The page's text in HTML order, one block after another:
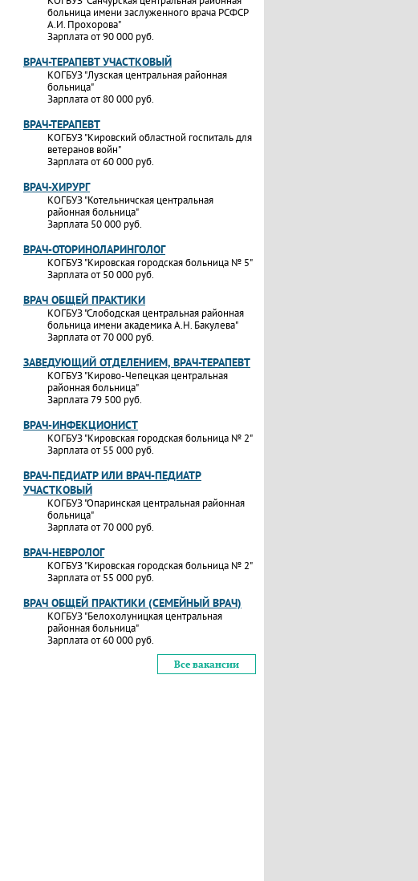
больница имени заслуженного врача РСФСР
А.И. Прохорова"
Зарплата от 90 000 руб.
ВРАЧ-ТЕРАПЕВТ УЧАСТКОВЫЙ
КОГБУЗ "Лузская центральная районная
больница"
Зарплата от 80 000 руб.
ВРАЧ-ТЕРАПЕВТ
КОГБУЗ "Кировский областной госпиталь для
ветеранов войн"
Зарплата от 60 000 руб.
ВРАЧ-ХИРУРГ
КОГБУЗ "Котельничская центральная
районная больница"
Зарплата 50 000 руб.
ВРАЧ-ОТОРИНОЛАРИНГОЛОГ
КОГБУЗ "Кировская городская больница № 5"
Зарплата от 50 000 руб.
ВРАЧ ОБЩЕЙ ПРАКТИКИ
КОГБУЗ "Слободская центральная районная
больница имени академика А.Н. Бакулева"
Зарплата от 70 000 руб.
ЗАВЕДУЮЩИЙ ОТДЕЛЕНИЕМ, ВРАЧ-ТЕРАПЕВТ
КОГБУЗ "Кирово-Чепецкая центральная
районная больница"
Зарплата 79 500 руб.
ВРАЧ-ИНФЕКЦИОНИСТ
КОГБУЗ "Кировская городская больница № 2"
Зарплата от 55 000 руб.
ВРАЧ-ПЕДИАТР ИЛИ ВРАЧ-ПЕДИАТР
УЧАСТКОВЫЙ
КОГБУЗ "Опаринская центральная районная
больница"
Зарплата от 70 000 руб.
ВРАЧ-НЕВРОЛОГ
КОГБУЗ "Кировская городская больница № 2"
Зарплата от 55 000 руб.
ВРАЧ ОБЩЕЙ ПРАКТИКИ (СЕМЕЙНЫЙ ВРАЧ)
КОГБУЗ "Белохолуницкая центральная
районная больница"
Зарплата от 60 000 руб.
Все вакансии